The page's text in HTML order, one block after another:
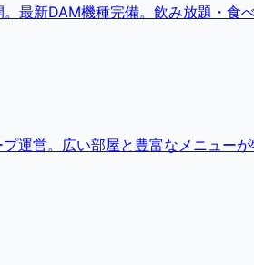
最新DAM機種完備。飲み放題・食べ
運営。広い部屋と豊富なメニューが